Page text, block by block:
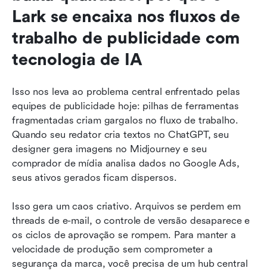
Lark se encaixa nos fluxos de
trabalho de publicidade com
tecnologia de IA
Isso nos leva ao problema central enfrentado pelas
equipes de publicidade hoje: pilhas de ferramentas
fragmentadas criam gargalos no fluxo de trabalho.
Quando seu redator cria textos no ChatGPT, seu
designer gera imagens no Midjourney e seu
comprador de mídia analisa dados no Google Ads,
seus ativos gerados ficam dispersos.
Isso gera um caos criativo. Arquivos se perdem em
threads de e-mail, o controle de versão desaparece e
os ciclos de aprovação se rompem. Para manter a
velocidade de produção sem comprometer a
segurança da marca, você precisa de um hub central